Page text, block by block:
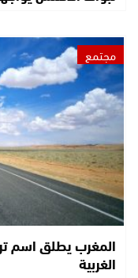
مجتمع
المغرب يطلق اسم
الغربية